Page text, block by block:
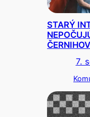
STARÝ
ČERNIHOV
7.